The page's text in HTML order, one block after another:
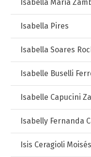
Isabella Maria
Isabella Pires
Isabella Soares
Isabelle Buselli
Isabelle Capucini
Isabelly Fernanda
Isis Ceragioli